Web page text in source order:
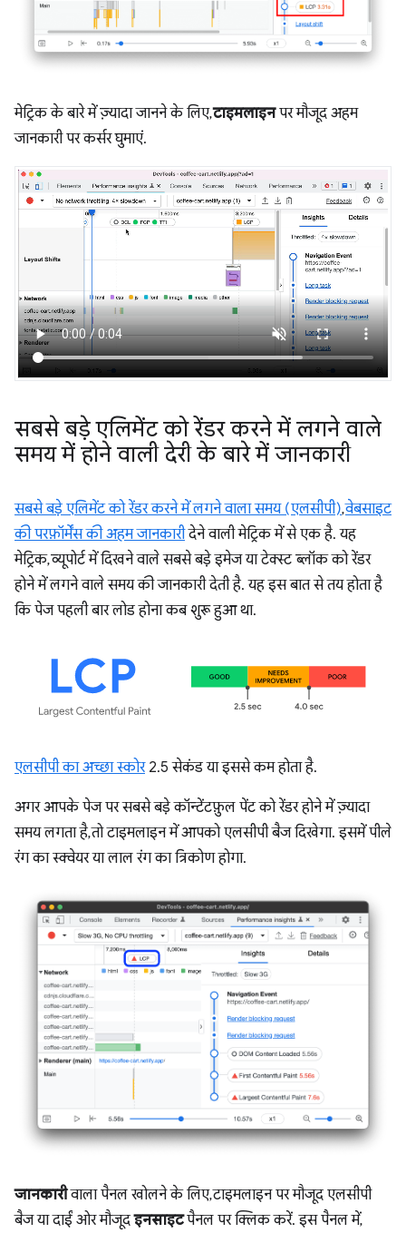
मेट्रिक के बारे में ज़्यादा जानने के लिए,टाइमलाइनपर मौजूद अहम
जानकारी पर कर्सर घुमाएं.
सबसे बड़े एलिमेंट को रेंडर करने में लगने वाले
समय में होने वाली देरी के बारे में जानकारी
सबसे बड़े एलिमेंट को रेंडर करने में लगने वाला समय (एलसीपी),वेबसाइट
की परफ़ॉर्मेंस की अहम जानकारीदेने वाली मेट्रिक में से एक है. यह
मेट्रिक, व्यूपोर्ट में दिखने वाले सबसे बड़े इमेज या टेक्स्ट ब्लॉक को रेंडर
होने में लगने वाले समय की जानकारी देती है. यह इस बात से तय होता है
कि पेज पहली बार लोड होना कब शुरू हुआ था.
एलसीपी का अच्छा स्कोर2.5 सेकंड या इससे कम होता है.
अगर आपके पेज पर सबसे बड़े कॉन्टेंटफ़ुल पेंट को रेंडर होने में ज़्यादा
समय लगता है, तो टाइमलाइन में आपको एलसीपी बैज दिखेगा. इसमें पीले
रंग का स्क्वेयर या लाल रंग का त्रिकोण होगा.
जानकारीवाला पैनल खोलने के लिए, टाइमलाइन पर मौजूद एलसीपी
बैज या दाईं ओर मौजूदइनसाइटपैनल पर क्लिक करें. इस पैनल में,